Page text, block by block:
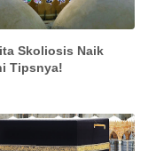
Skoliosis Naik
Tipsnya!